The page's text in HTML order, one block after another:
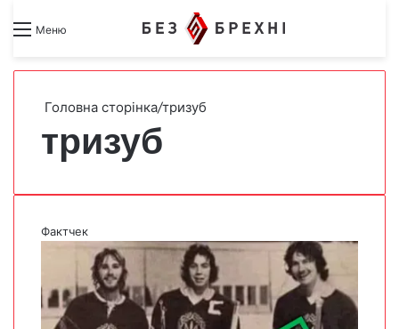
Меню Search forSwitch skin
Головна сторінка/тризуб
тризуб
Фактчек